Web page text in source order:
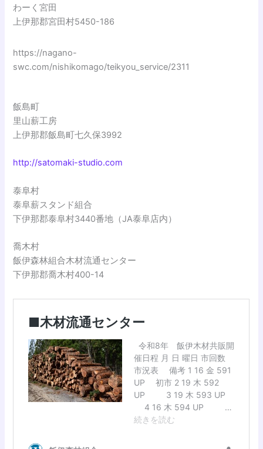
わーく宮田
上伊那郡宮田村5450-186
https://nagano-
swc.com/nishikomago/teikyou_service/2311
飯島町
里山薪工房
上伊那郡飯島町七久保3992
http://satomaki-studio.com
泰阜村
泰阜薪スタンド組合
下伊那郡泰阜村3440番地（JA泰阜店内）
喬木村
飯伊森林組合木材流通センター
下伊那郡喬木村400-14